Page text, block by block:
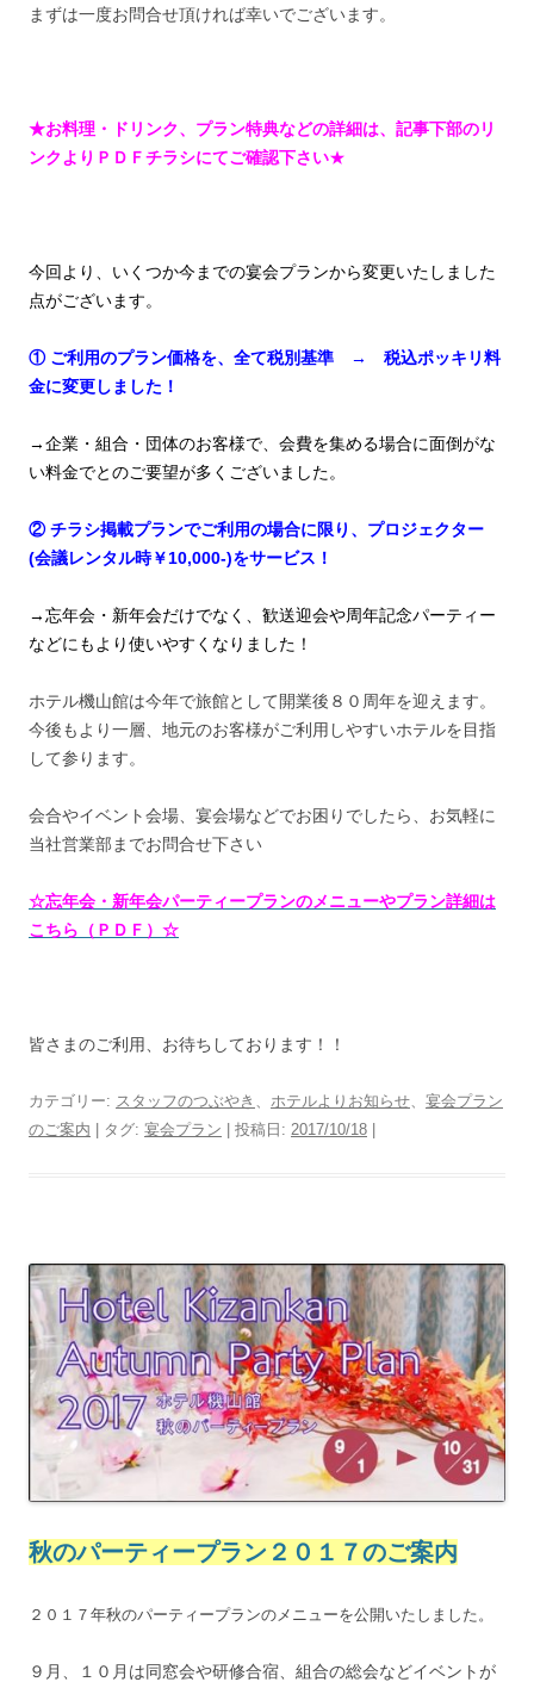
まずは一度お問合せ頂ければ幸いでございます。
★お料理・ドリンク、プラン特典などの詳細は、記事下部のリ
ンクよりＰＤＦチラシにてご確認下さい★
今回より、いくつか今までの宴会プランから変更いたしました
点がございます。
① ご利用のプラン価格を、全て税別基準 → 税込ポッキリ料
金に変更しました！
→企業・組合・団体のお客様で、会費を集める場合に面倒がな
い料金でとのご要望が多くございました。
② チラシ掲載プランでご利用の場合に限り、プロジェクター
(会議レンタル時￥10,000-)をサービス！
→忘年会・新年会だけでなく、歓送迎会や周年記念パーティー
などにもより使いやすくなりました！
ホテル機山館は今年で旅館として開業後８０周年を迎えます。
今後もより一層、地元のお客様がご利用しやすいホテルを目指
して参ります。
会合やイベント会場、宴会場などでお困りでしたら、お気軽に
当社営業部までお問合せ下さい
☆忘年会・新年会パーティープランのメニューやプラン詳細は
こちら（ＰＤＦ）☆
皆さまのご利用、お待ちしております！！
カテゴリー: スタッフのつぶやき ホテルよりお知らせ
宴会プラン
のご案内 | タグ: 宴会プラン | 投稿日: 2017/10/18
秋のパーティープラン２０１７のご案内
２０１７年秋のパーティープランのメニューを公開いたしました。
９月、１０月は同窓会や研修合宿、組合の総会などイベントが